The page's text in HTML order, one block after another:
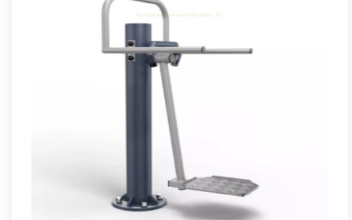
Agrès de Fitness Surfeur
Agrès de fitness de plein air conjuguant activités sportives et
expériences ludiques, le Surfeur se démarque par son caractèr..
Offre partenaire